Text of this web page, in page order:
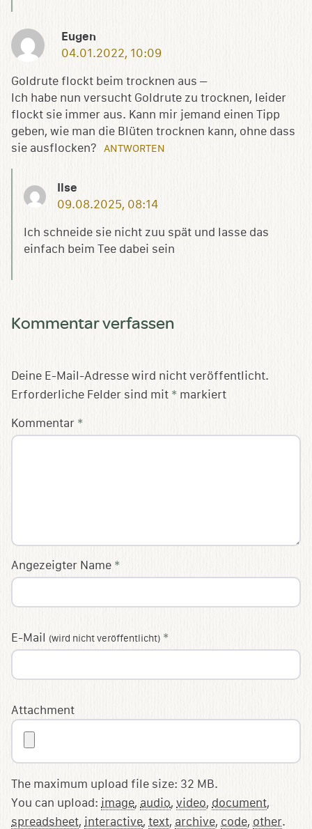
Eugen
04.01.2022, 10:09
Goldrute flockt beim trocknen aus –
Ich habe nun versucht Goldrute zu trocknen, leider
flockt sie immer aus. Kann mir jemand einen Tipp
geben, wie man die Blüten trocknen kann, ohne dass
sie ausflocken?
ANTWORTEN
Ilse
09.08.2025, 08:14
Ich schneide sie nicht zuu spät und lasse das
einfach beim Tee dabei sein
Kommentar verfassen
Deine E-Mail-Adresse wird nicht veröffentlicht.
Erforderliche Felder sind mit * markiert
Kommentar *
Angezeigter Name *
E-Mail (wird nicht veröffentlicht) *
Attachment
The maximum upload file size: 32 MB.
You can upload: image, audio, video, document,
spreadsheet, interactive, text, archive, code, other.